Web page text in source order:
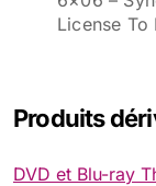
License To
Produits
DVD et Blu-ray